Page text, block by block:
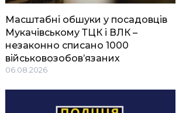
Масштабні обшуки у посадовців
Мукачівському ТЦК і ВЛК –
незаконно списано 1000
військовозобов’язаних
06.08.2026